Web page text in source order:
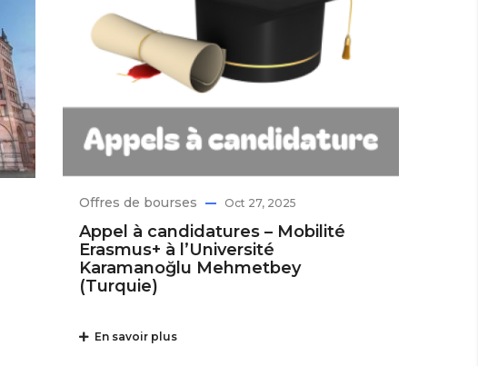
Offres de bourses Oct 27, 2025
Appel à candidatures – Mobilité
Erasmus+ à l’Université
Karamanoğlu Mehmetbey
(Turquie)
En savoir plus